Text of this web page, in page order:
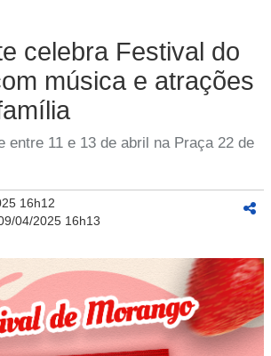
celebra Festival do
música e atrações
entre 11 e 13 de abril na Praça 22 de
16h12
04/2025 16h13